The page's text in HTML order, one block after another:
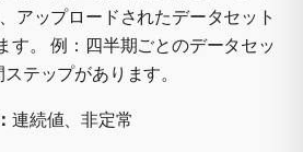
アップロードされたデータセット
す。 例：四半期ごとのデータセッ
テップがあります。
連続値、非定常